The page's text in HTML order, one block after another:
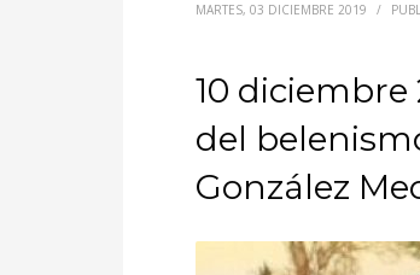
MARTES, 03 DICIEMBRE 2019 /
10 diciembre
del
González